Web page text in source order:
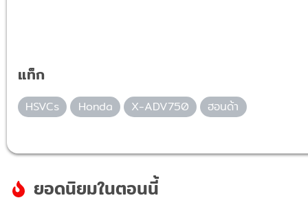
แท็ก
HSVCs Honda X-ADV750 ฮอนด้า
ยอดนิยมในตอนนี้